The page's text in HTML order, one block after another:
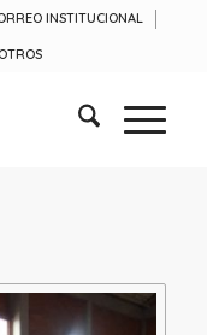
INSTITUCIONAL